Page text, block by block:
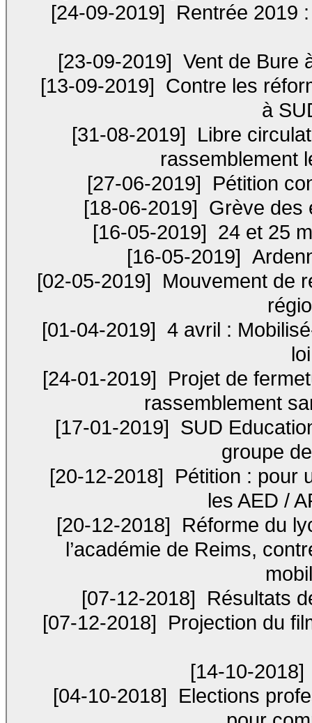
[24-09-2019]
Rentrée 2019
[23-09-2019] Vent de Bure
[13-09-2019] Contre les
à
[31-08-2019]
Libre
rassemblement
[27-06-2019]
Pétition
[18-06-2019] Grève des
[16-05-2019] 24 et 25
[16-05-2019]
[02-05-2019]
Mouvement de
[01-04-2019] 4 avril :
[24-01-2019]
Projet de
rassemblement
[17-01-2019] SUD
groupe
[20-12-2018]
Pétition : pour
les AED /
[20-12-2018]
Réforme du
l’académie de Reims,
[07-12-2018]
Résultats
[07-12-2018]
Projection du
[14-10-2018]
[04-10-2018]
Elections